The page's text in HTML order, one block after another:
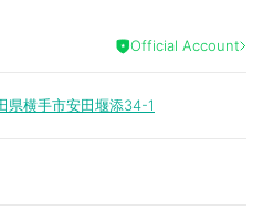
Official Account
県横手市安田堰添34-1